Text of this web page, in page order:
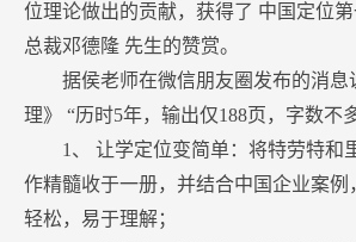
位理论做出的贡献，获得了 中国定位
总裁邓德隆 先生的赞赏。
据侯老师在微信朋友圈发布的消息
理》 “历时5年，输出仅188页，字数不
1、 让学定位变简单：将特劳特和
作精髓收于一册，并结合中国企业案例
轻松，易于理解；